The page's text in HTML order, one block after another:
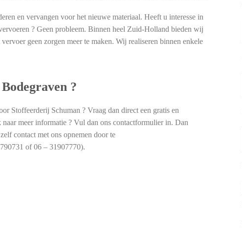
en vervangen voor het nieuwe materiaal. Heeft u interesse in
? Geen probleem. Binnen heel Zuid-Holland bieden wij
geen zorgen meer te maken. Wij realiseren binnen enkele
?
Stoffeerderij Schuman ? Vraag dan direct een gratis en
meer informatie ? Vul dan ons contactformulier in. Dan
contact met ons opnemen door te
of 06 – 31907770).